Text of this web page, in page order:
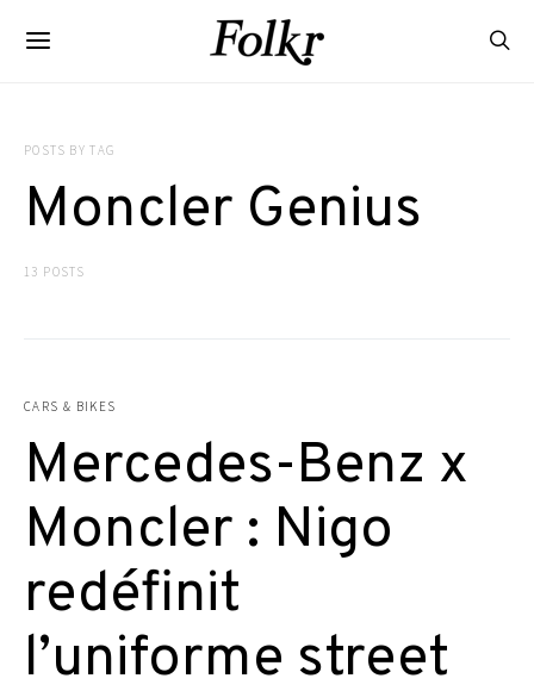
POSTS BY TAG
Moncler Genius
13 POSTS
CARS & BIKES
Mercedes-Benz x
Moncler : Nigo
redéfinit
l’uniforme street